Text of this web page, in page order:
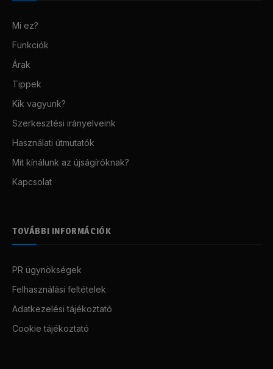
Mi ez?
Funkciók
Árak
Tippek
Kik vagyunk?
Szerkesztési irányelveink
Használati útmutatók
Mit kínálunk az újságíróknak?
Kapcsolat
TOVÁBBI INFORMÁCIÓK
PR ügynökségek
Felhasználási feltételek
Adatkezelési tájékoztató
Cookie tájékoztató